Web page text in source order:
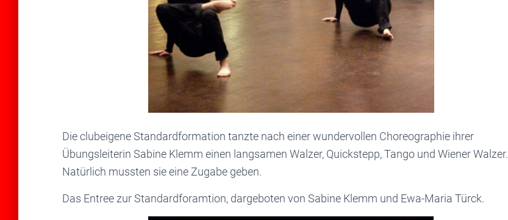
Die clubeigene Standardformation tanzte nach einer wundervollen Choreographie ihrer
Übungsleiterin Sabine Klemm einen langsamen Walzer, Quickstepp, Tango und Wiener Walzer.
Natürlich mussten sie eine Zugabe geben.
Das Entree zur Standardforamtion, dargeboten von Sabine Klemm und Ewa-Maria Türck.